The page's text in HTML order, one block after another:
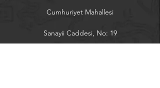
Cumhuriyet Mahallesi
Sanayii Caddesi, No: 19